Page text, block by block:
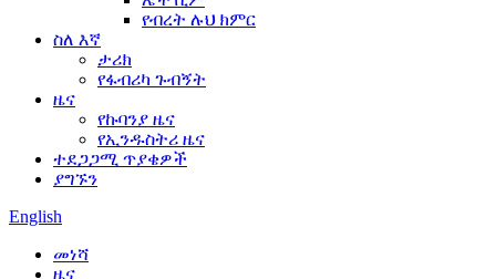
የብረት ሉህ ክምር
ስለ እኛ
ታሪክ
የፋብሪካ ጉብኝት
ዜና
የኩባንያ ዜና
የኢንዱስትሪ ዜና
ተደጋጋሚ ጥያቄዎች
ያግኙን
English
መነሻ
ዜና